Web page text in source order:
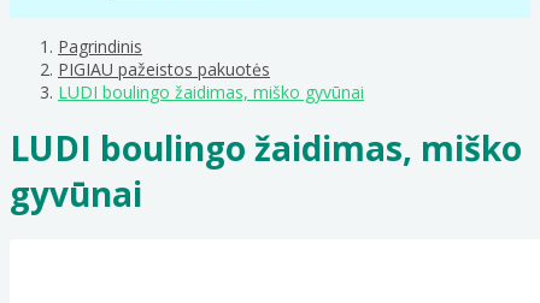
Pagrindinis
PIGIAU pažeistos pakuotės
LUDI boulingo žaidimas, miško gyvūnai
LUDI boulingo žaidimas, miško
gyvūnai